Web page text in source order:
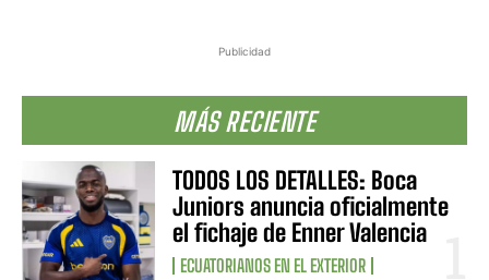
Publicidad
MÁS RECIENTE
TODOS LOS DETALLES: Boca
Juniors anuncia oficialmente
el fichaje de Enner Valencia
ECUATORIANOS EN EL EXTERIOR